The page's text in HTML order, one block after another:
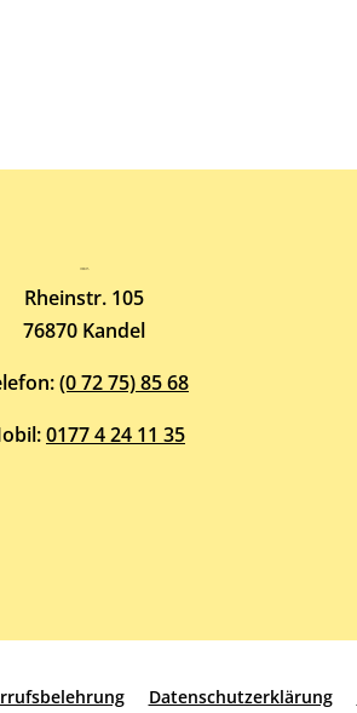
Rheinstr. 105
76870 Kandel
(0 72 75) 85 68
0177 4 24 11 35
Datenschutzerklärung